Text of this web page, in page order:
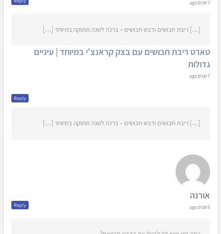
7 שנים ago
[…] ריבת חבושים ודבש חבושים – ברכה לשנה מתוקה במיוחד […]
טארט ריבת חבושים עם בצק קראנצ'י במיוחד | עיניים
גדולות
7 שנים ago
Reply
[…] ריבת חבושים ודבש חבושים – ברכה לשנה מתוקה במיוחד […]
אורנה
6 שנים ago Reply